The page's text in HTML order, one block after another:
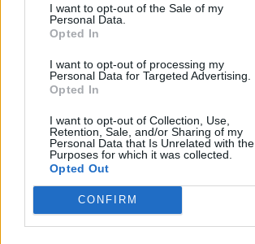
I want to opt-out of the Sale of my
Personal Data.
Opted In
I want to opt-out of processing my
Personal Data for Targeted Advertising.
Opted In
I want to opt-out of Collection, Use,
Retention, Sale, and/or Sharing of my
Personal Data that Is Unrelated with the
Purposes for which it was collected.
Opted Out
CONFIRM